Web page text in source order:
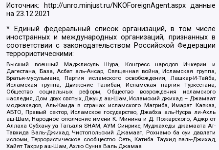
Источник: http://unro.minjust.ru/NKOForeignAgent.aspxданные
на23.12.2021
* Единый федеральный список организаций, в том числе
иностранных и международных организаций, признанных в
соответствии с законодательством Российской Федерации
террористическими:
Высший военный Маджлисуль Шура, Конгресс народов Ичкерии и
Дагестана, База, Асбат аль-Ансар, Священная война, Исламская группа,
Братья-мусульмане, Партия исламского освобождения, Лашкар-И-Тайба,
Исламская группа, Движение Талибан, Исламская партия Туркестана,
Общество социальных реформ, Общество возрождения исламского
наследия, Дом двух святых, Джунд аш-Шам, Исламский джихад – Джамаат
моджахедов, Аль-Каида в странах исламского Магриба, Имарат Кавказ,
АБТО, Правый сектор, Исламское государство, Джабха аль-Нусра ли-Ахль
аш-Шам, Народное ополчение имени К. Минина и Д. Пожарского, Аджр от
Аллаха Субхану уа Тагьаля SHAM, АУМ Синрике, Муджахеды джамаата Ат-
Тавхида Валь-Джихад, Чистопольский Джамаат, Рохнамо ба суи давлати
исломи, Террористическое сообщество Сеть, Катиба Таухид валь-Джихад,
Хайят Тахрир аш-Шам, Ахлю Сунна Валь Джамаа